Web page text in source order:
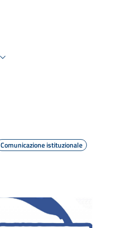
Comunicazione istituzionale